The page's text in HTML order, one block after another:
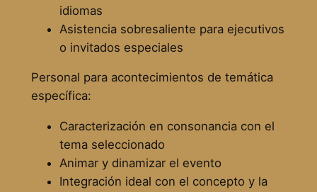
idiomas
Asistencia sobresaliente para ejecutivos
o invitados especiales
Personal para acontecimientos de temática
específica:
Caracterización en consonancia con el
tema seleccionado
Animar y dinamizar el evento
Integración ideal con el concepto y la